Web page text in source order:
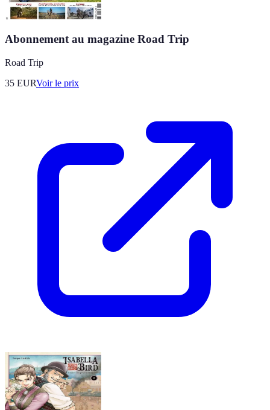
Abonnement au magazine Road Trip
Road Trip
35 EURVoir le prix